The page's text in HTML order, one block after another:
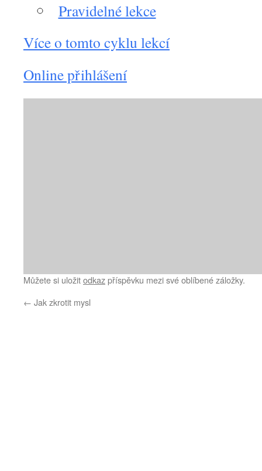
Pravidelné lekce
Více o tomto cyklu lekcí
Online přihlášení
Můžete si uložitodkazpříspěvku mezi své oblíbené záložky.
← Jak zkrotit mysl